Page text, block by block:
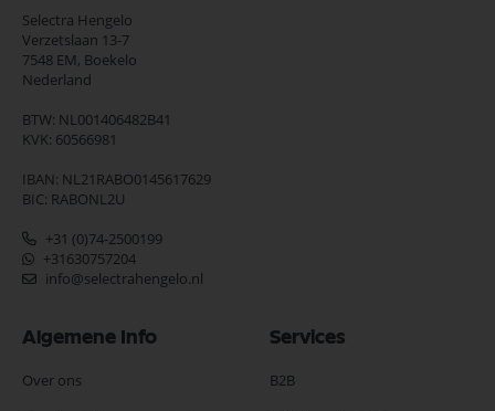
Selectra Hengelo
Verzetslaan 13-7
7548 EM, Boekelo
Nederland
BTW: NL001406482B41
KVK: 60566981
IBAN: NL21RABO0145617629
BIC: RABONL2U
+31 (0)74-2500199
+31630757204
info@selectrahengelo.nl
Algemene Info
Over ons
Services
B2B